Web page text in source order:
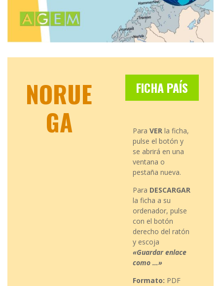
NORUE
GA
FICHA PAÍS
Para VER la ficha,
pulse el botón y
se abrirá en una
ventana o
pestaña nueva.
Para DESCARGAR
la ficha a su
ordenador, pulse
con el botón
derecho del ratón
y escoja
«Guardar enlace
como …»
Formato: PDF